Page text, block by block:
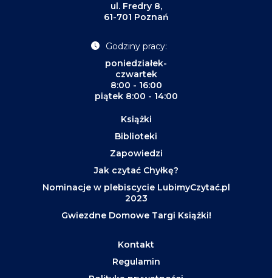
ul. Fredry 8,
61-701 Poznań
Godziny pracy:
poniedziałek-
czwartek
8:00 - 16:00
piątek 8:00 - 14:00
Książki
Biblioteki
Zapowiedzi
Jak czytać Chyłkę?
Nominacje w plebiscycie LubimyCzytać.pl
2023
Gwiezdne Domowe Targi Książki!
Kontakt
Regulamin